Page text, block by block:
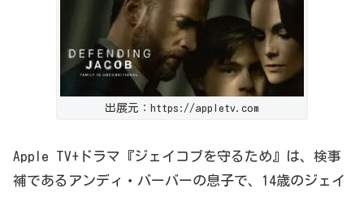
出展元：https://appletv.com
Apple TV+ ドラマ『ジェイコブを守るため 』は、検事
補であるアンディ・バーバーの息子で、
14歳のジェイ